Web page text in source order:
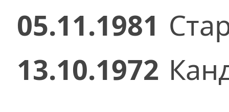
05.11.1981
13.10.1972